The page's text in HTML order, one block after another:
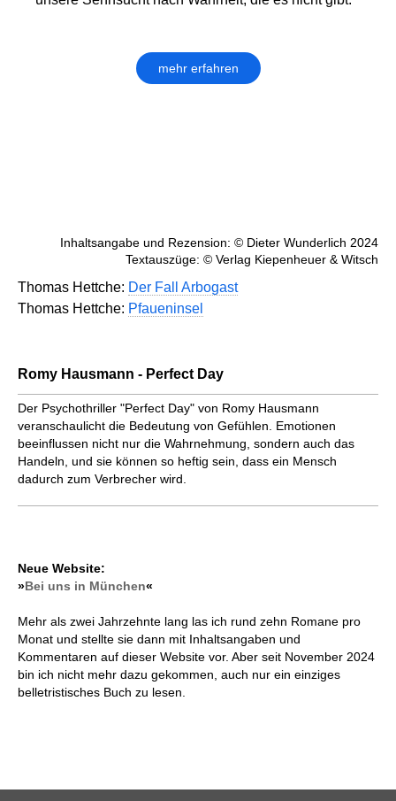
mehr erfahren
Inhaltsangabe und Rezension: © Dieter Wunderlich 2024
Textauszüge: © Verlag Kiepenheuer & Witsch
Thomas Hettche: Der Fall Arbogast
Thomas Hettche: Pfaueninsel
Romy Hausmann - Perfect Day
Der Psychothriller "Perfect Day" von Romy Hausmann
veranschaulicht die Bedeutung von Gefühlen. Emotionen
beeinflussen nicht nur die Wahrnehmung, sondern auch das
Handeln, und sie können so heftig sein, dass ein Mensch
dadurch zum Verbrecher wird.
Neue Website:
»Bei uns in München«
Mehr als zwei Jahrzehnte lang las ich rund zehn Romane pro
Monat und stellte sie dann mit Inhaltsangaben und
Kommentaren auf dieser Website vor. Aber seit November 2024
bin ich nicht mehr dazu gekommen, auch nur ein einziges
belletristisches Buch zu lesen.